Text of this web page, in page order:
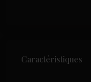
Caractéristiques